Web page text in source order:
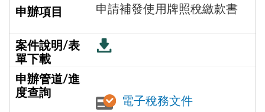
申請補發使用牌照稅繳款書
電子稅務文件